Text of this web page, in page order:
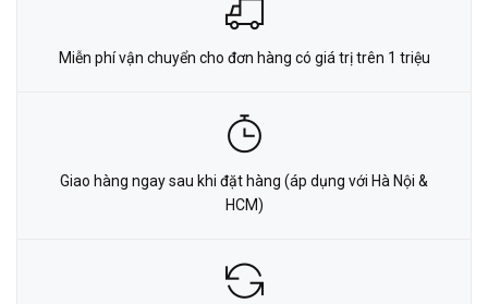
Miễn phí vận chuyển cho đơn hàng có giá trị trên 1 triệu
Giao hàng ngay sau khi đặt hàng (áp dụng với Hà Nội &
HCM)